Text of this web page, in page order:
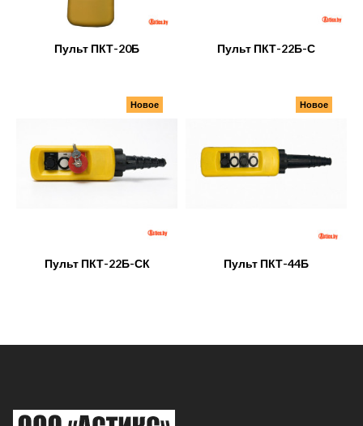
Пульт ПКТ-20Б Пульт ПКТ-22Б-С
Пульт ПКТ-22Б-СК
Новое
Пульт ПКТ-44Б
Новое